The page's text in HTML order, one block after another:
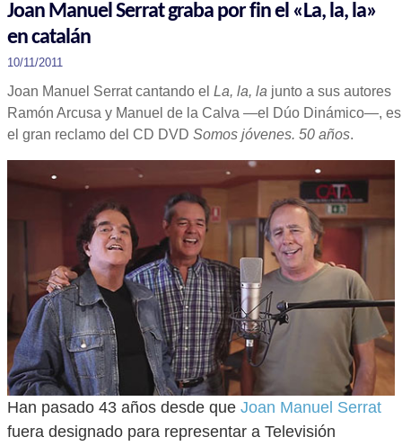
Joan Manuel Serrat graba por fin el «La, la, la»
en catalán
10/11/2011
Joan Manuel Serrat cantando el La, la, la junto a sus autores
Ramón Arcusa y Manuel de la Calva —el Dúo Dinámico—, es
el gran reclamo del CD DVD Somos jóvenes. 50 años.
Han pasado 43 años desde que Joan Manuel Serrat
fuera designado para representar a Televisión